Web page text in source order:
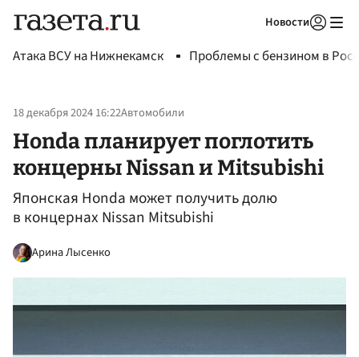
Новости
Атака ВСУ на Нижнекамск Проблемы с бензином в
18 декабря 2024 16:22Автомобили
Honda планирует поглотить
концерны Nissan и Mitsubishi
Японская Honda может получить долю
в концернах Nissan Mitsubishi
Арина Лысенко